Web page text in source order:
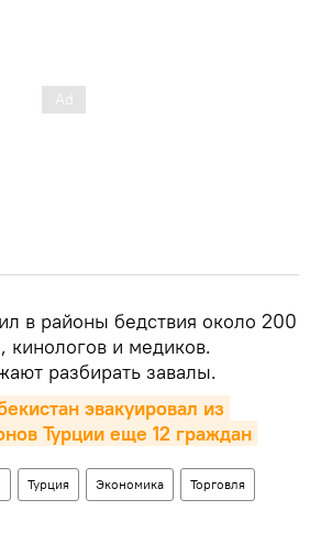
в районы бедствия около 200
кинологов и медиков.
разбирать завалы.
эвакуировал из
Турции еще 12 граждан
Турция Экономика Торговля